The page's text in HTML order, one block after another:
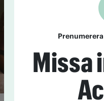
Missa